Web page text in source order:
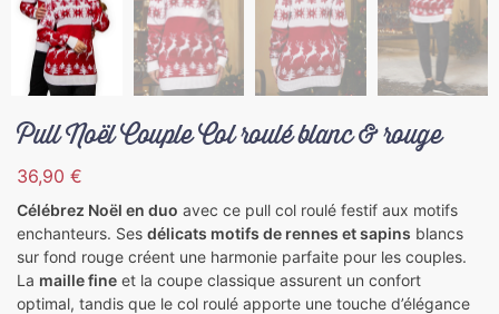
Pull Noël Couple Col roulé blanc & rouge
36,90 €
Célébrez Noël en duo avec ce pull col roulé festif aux motifs
enchanteurs. Ses délicats motifs de rennes et sapins blancs
sur fond rouge créent une harmonie parfaite pour les couples.
La maille fine et la coupe classique assurent un confort
optimal, tandis que le col roulé apporte une touche d’élégance